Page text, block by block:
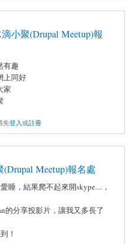
小聚(Drupal Meetup)報
有趣
上同好
家
先登入或註冊
Meetup)報名處
睡，結果爬不起來開skype....，
的分享投影片，讓我又多長了
！